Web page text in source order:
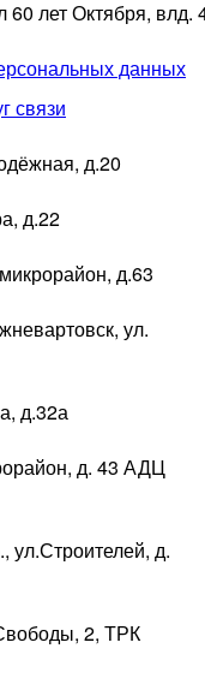
60 лет Октября, влд.
данных
связи
д.20
д.22
д.63
ул.
д.32а
д. 43 АДЦ
ул.Строителей, д.
2, ТРК